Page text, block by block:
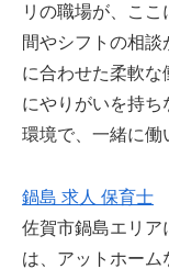
リの職場が、こ
間やシフトの相
に合わせた柔軟
にやりがいを持ち
環境で、一緒に働
鍋島 求人 保育士
佐賀市鍋島エリア
は、アットホー